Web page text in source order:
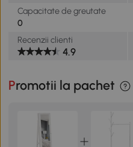
Capacitate de greutate
0
Recenzii clienti
4.9
Promotii la pachet